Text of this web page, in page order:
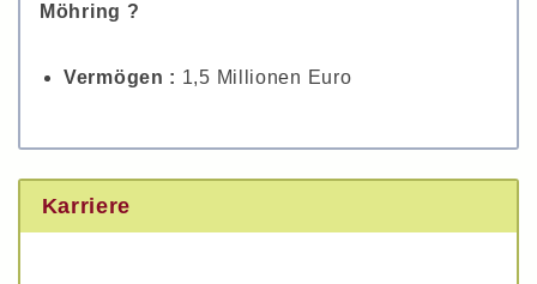
Möhring ?
Vermögen : 1,5 Millionen Euro
Karriere